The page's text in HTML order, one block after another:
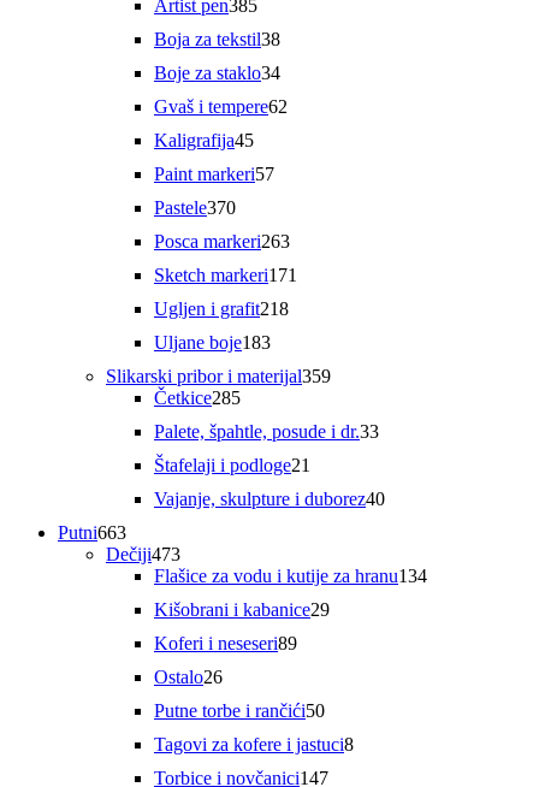
Artist pen385385
Boja za tekstil3838
Boje za staklo3434
Gvaš i tempere62
Kaligrafija4545
Paint markeri5757
Pastele370370
Posca markeri263263
Sketch markeri171
Ugljen i grafit218218
Uljane boje183183
Slikarski pribor i materijal359359
Četkice285285
Palete, špahtle, posude i dr.3333
Štafelaji i podloge21
Vajanje, skulpture i duborez4040
Putni663663
proizvoda
Dečiji473473
proizvoda
Flašice za vodu i kutije za hranu134134
Kišobrani i kabanice2929
Koferi i neseseri8989
Ostalo2626
Putne torbe i rančići5050
Tagovi za kofere i jastuci88
Torbice i novčanici147147